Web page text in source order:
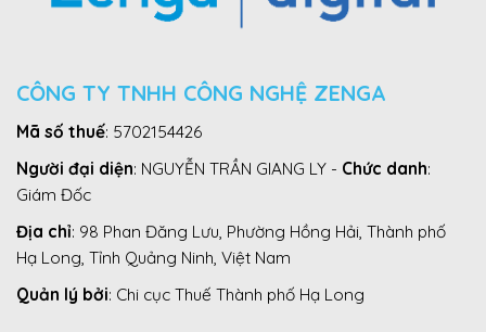
CÔNG TY TNHH CÔNG NGHỆ ZENGA
Mã số thuế: 5702154426
Người đại diện: NGUYỄN TRẦN GIANG LY - Chức danh:
Giám Đốc
Địa chỉ: 98 Phan Đăng Lưu, Phường Hồng Hải, Thành phố
Hạ Long, Tỉnh Quảng Ninh, Việt Nam
Quản lý bởi: Chi cục Thuế Thành phố Hạ Long